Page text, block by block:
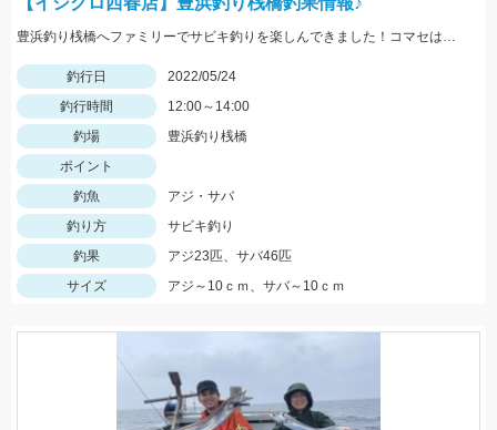
豊浜釣り桟橋へファミリーでサビキ釣りを楽しんできました！コマセはサビキ三昧、イワシ三昧がオススメです！
釣行日
2022/05/24
釣行時間
12:00～14:00
釣場
豊浜釣り桟橋
ポイント
釣魚
アジ・サバ
釣り方
サビキ釣り
釣果
アジ23匹、サバ46匹
サイズ
アジ～10ｃｍ、サバ～10ｃｍ